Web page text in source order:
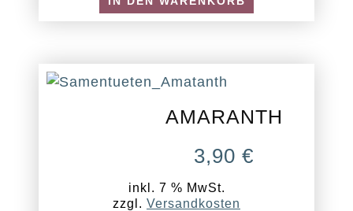
AMARANTH
3,90€
inkl. 7 % MwSt.
zzgl. Versandkosten